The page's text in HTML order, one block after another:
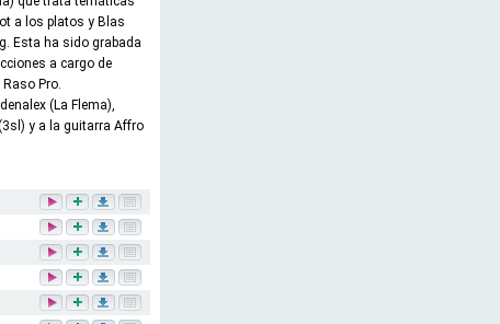
a los platos y Blas
Esta ha sido grabada
a cargo de
Pro.
(La Flema),
y a la guitarra Affro